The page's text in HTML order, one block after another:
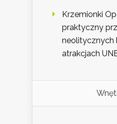
Krzemionki
praktyczny
neolitycznych
atrakcjach